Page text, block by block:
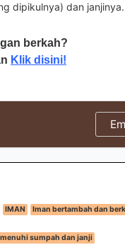
dipikulnya) dan janjinya.
berkah?
Klik disini!
IMAN
Iman bertambah dan
sumpah dan janji